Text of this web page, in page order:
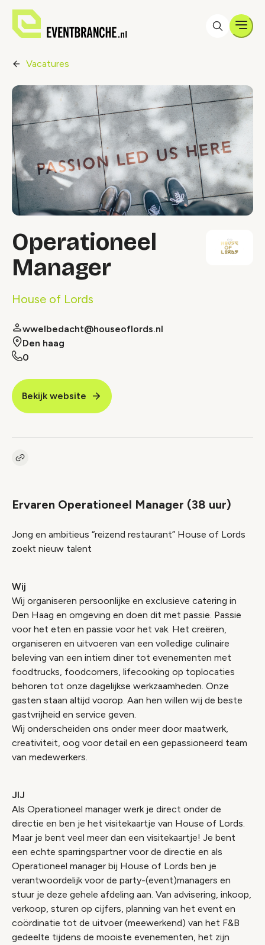
Vacatures
Operationeel
Manager
House of Lords
wwelbedacht@houseoflords.nl
Den haag
0
Bekijk website
Kopieer link naar vacature
Ervaren Operationeel Manager (38 uur)
Jong en ambitieus “reizend restaurant” House of Lords
zoekt nieuw talent
Wij
Wij organiseren persoonlijke en exclusieve catering in
Den Haag en omgeving en doen dit met passie. Passie
voor het eten en passie voor het vak. Het creëren,
organiseren en uitvoeren van een volledige culinaire
beleving van een intiem diner tot evenementen met
foodtrucks, foodcorners, lifecooking op toplocaties
behoren tot onze dagelijkse werkzaamheden. Onze
gasten staan altijd voorop. Aan hen willen wij de beste
gastvrijheid en service geven.
Wij onderscheiden ons onder meer door maatwerk,
creativiteit, oog voor detail en een gepassioneerd team
van medewerkers.
JIJ
Als Operationeel manager werk je direct onder de
directie en ben je het visitekaartje van House of Lords.
Maar je bent veel meer dan een visitekaartje! Je bent
een echte sparringspartner voor de directie en als
Operationeel manager bij House of Lords ben je
verantwoordelijk voor de party-(event)managers en
stuur je deze gehele afdeling aan. Van advisering, inkoop,
verkoop, sturen op cijfers, planning van het event en
coördinatie tot de uitvoer (meewerkend) van het F&B
gedeelte tijdens de mooiste evenementen, het zijn